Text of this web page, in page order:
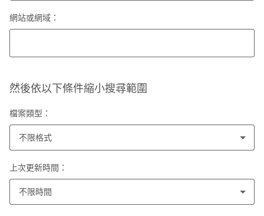
網站或網域：
然後依以下條件縮小搜尋範圍
檔案類型：
不限格式
上次更新時間：
不限時間